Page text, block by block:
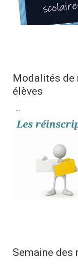
Modalités de
élèves
Semaine des